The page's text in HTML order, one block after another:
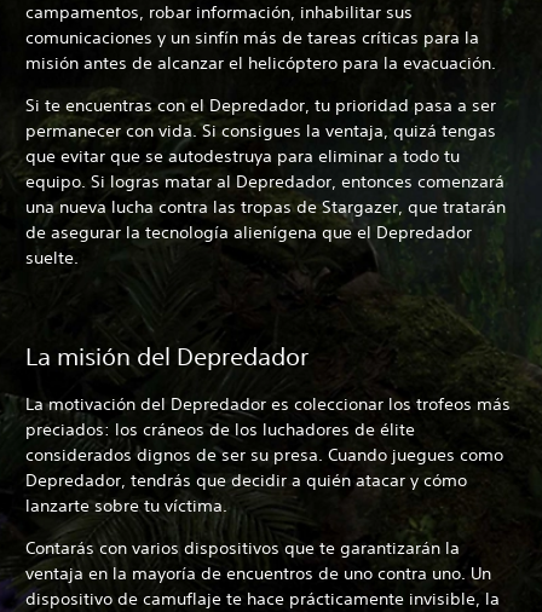
campamentos, robar información, inhabilitar sus
comunicaciones y un sinfín más de tareas críticas para la
misión antes de alcanzar el helicóptero para la evacuación.
Si te encuentras con el Depredador, tu prioridad pasa a ser
permanecer con vida. Si consigues la ventaja, quizá tengas
que evitar que se autodestruya para eliminar a todo tu
equipo. Si logras matar al Depredador, entonces comenzará
una nueva lucha contra las tropas de Stargazer, que tratarán
de asegurar la tecnología alienígena que el Depredador
suelte.
La misión del Depredador
La motivación del Depredador es coleccionar los trofeos más
preciados: los cráneos de los luchadores de élite
considerados dignos de ser su presa. Cuando juegues como
Depredador, tendrás que decidir a quién atacar y cómo
lanzarte sobre tu víctima.
Contarás con varios dispositivos que te garantizarán la
ventaja en la mayoría de encuentros de uno contra uno. Un
dispositivo de camuflaje te hace prácticamente invisible, la